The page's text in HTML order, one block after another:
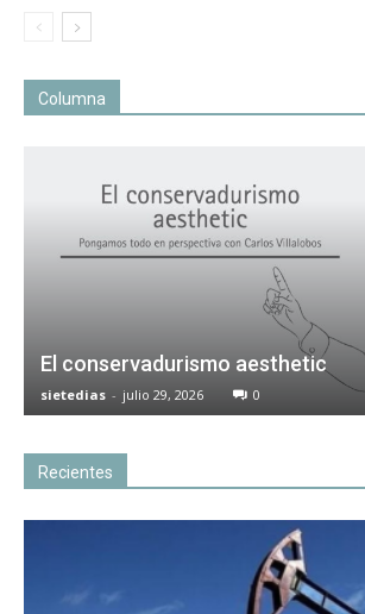
Columna
El conservadurismo aesthetic
sietedias - julio 29, 2026 0
Recientes